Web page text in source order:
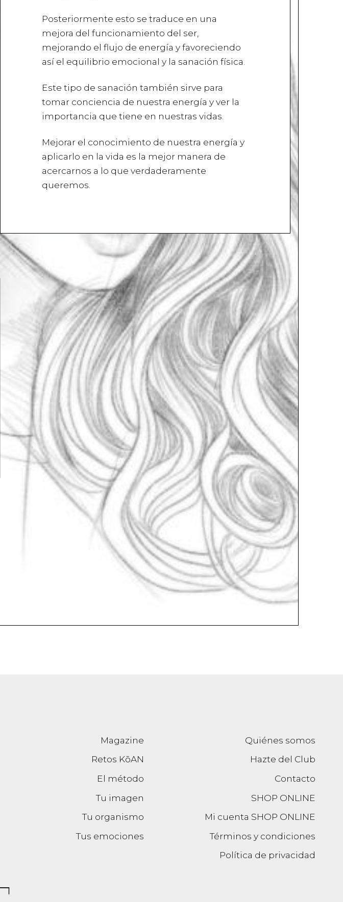
Posteriormente esto se traduce en una
mejora del funcionamiento del ser,
mejorando el flujo de energía y favoreciendo
así el equilibrio emocional y la sanación física.
Este tipo de sanación también sirve para
tomar conciencia de nuestra energía y ver la
importancia que tiene en nuestras vidas.
Mejorar el conocimiento de nuestra energía y
aplicarlo en la vida es la mejor manera de
acercarnos a lo que verdaderamente
queremos.
Magazine
Retos KōAN
El método
Tu imagen
Tu organismo
Tus emociones
Quiénes somos
Hazte del Club
Contacto
SHOP ONLINE
Mi cuenta SHOP ONLINE
Términos y condiciones
Política de privacidad